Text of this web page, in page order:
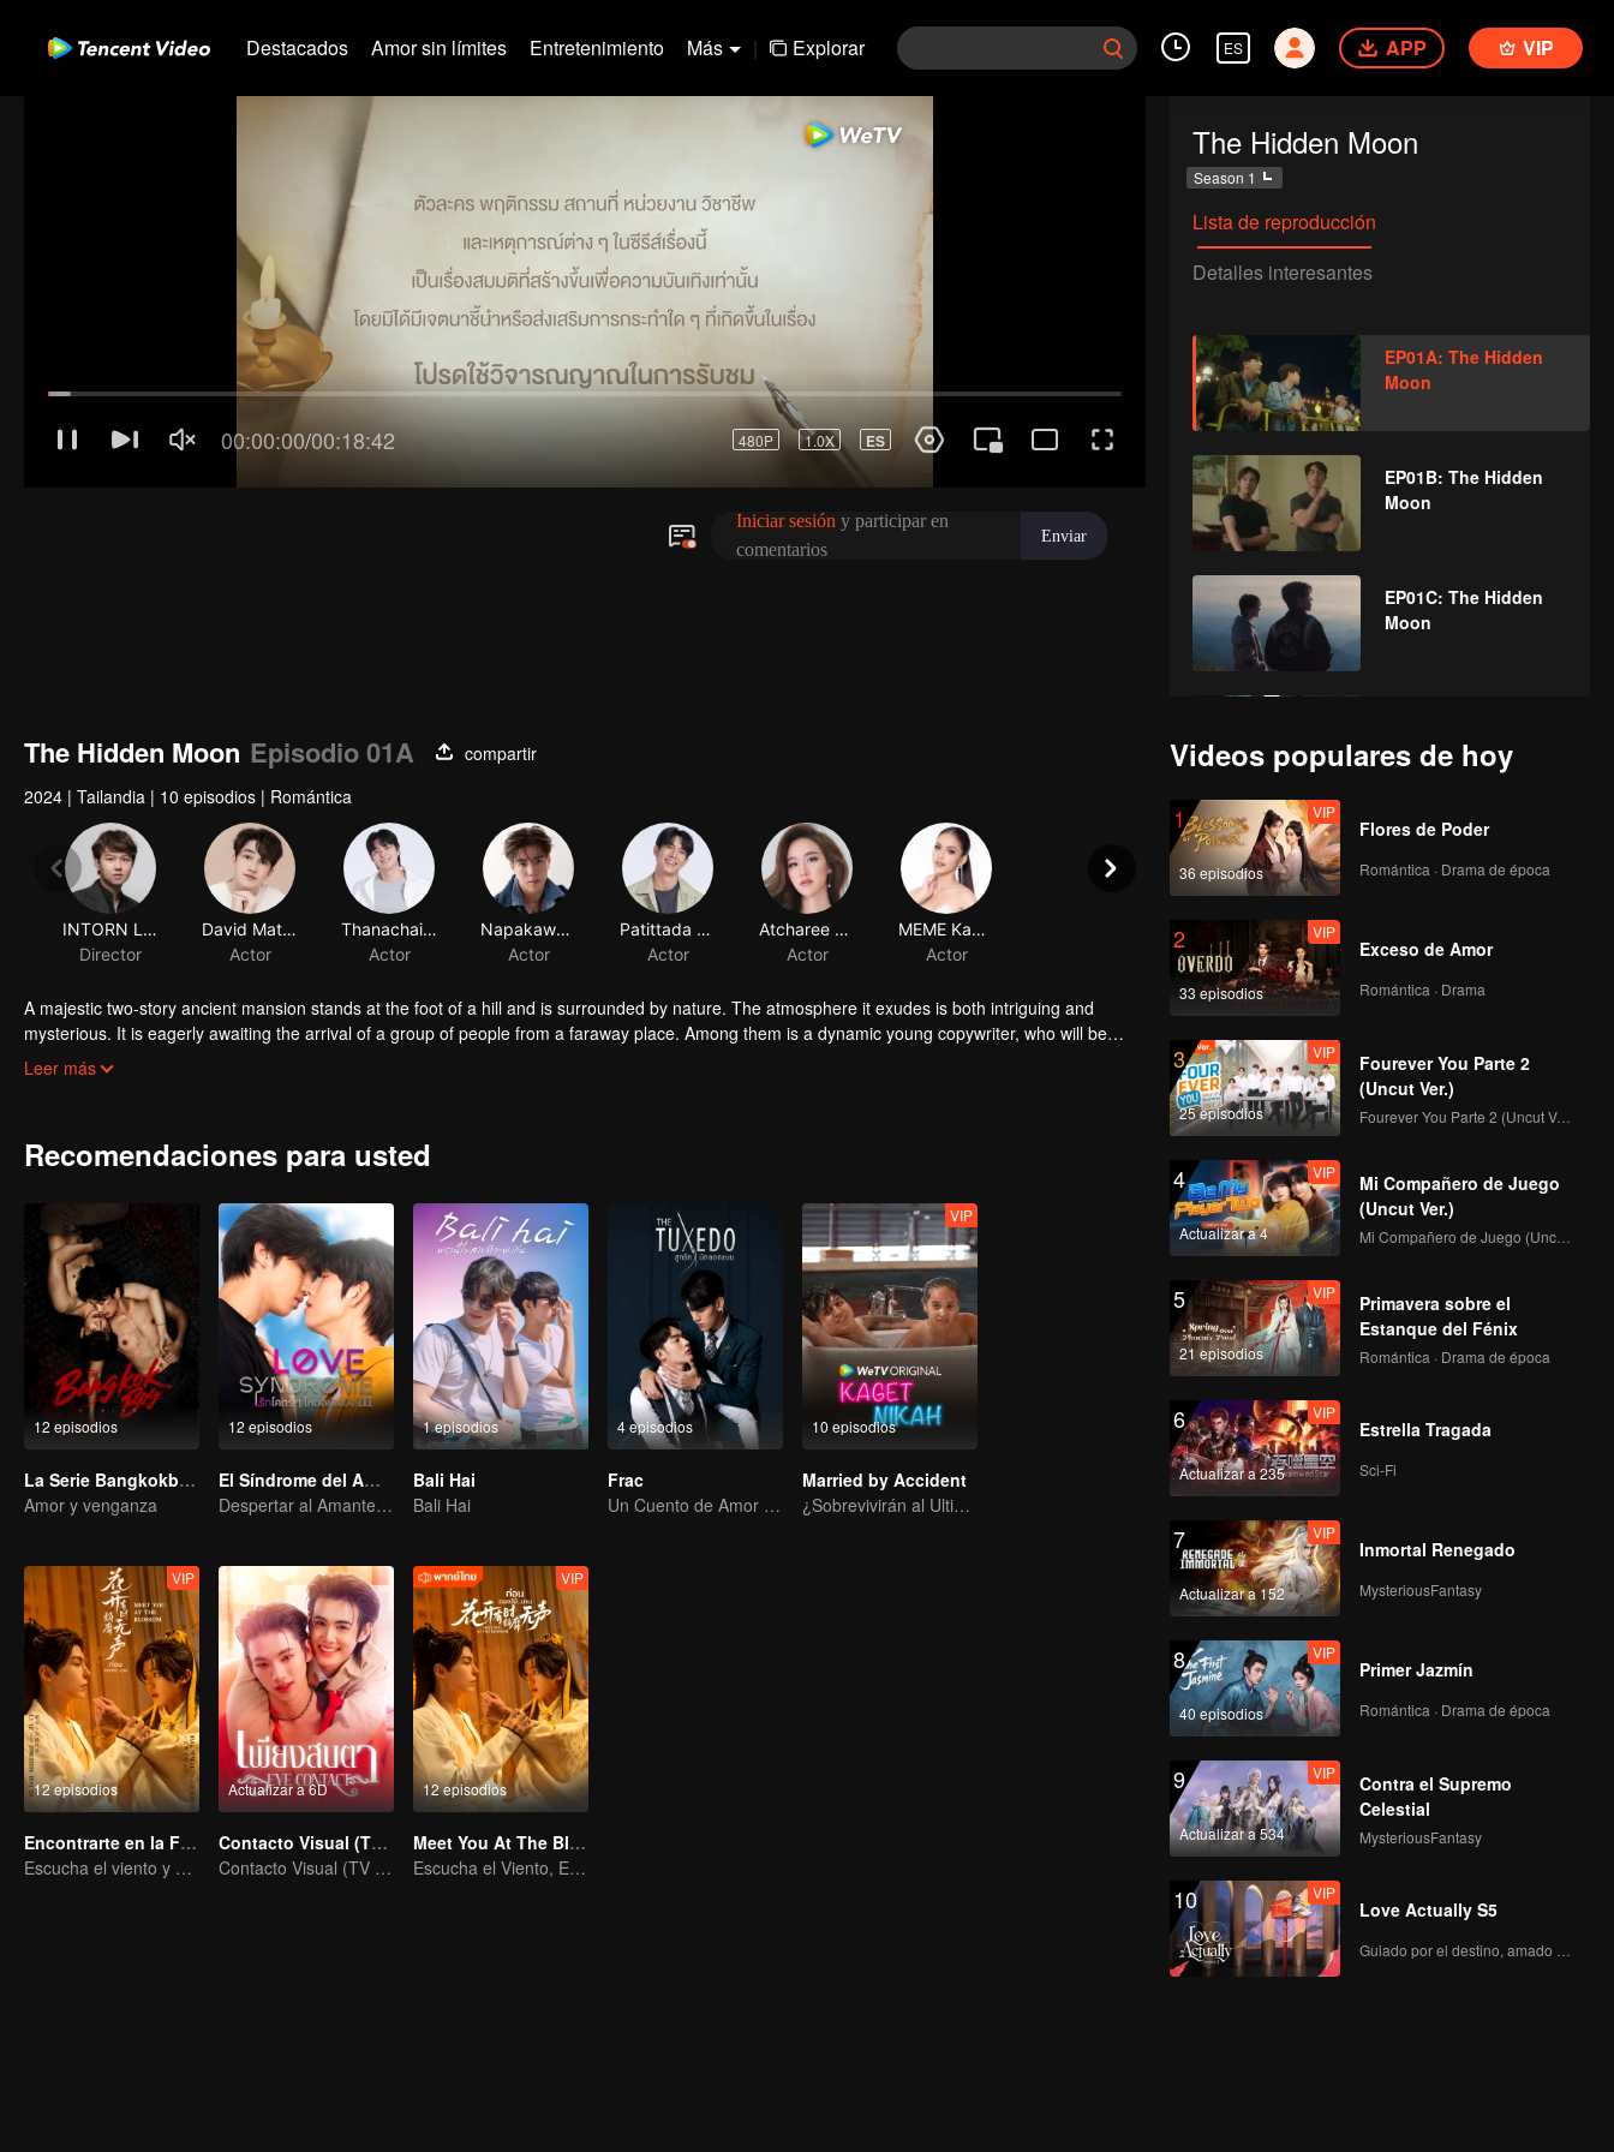
Destacados Amor sin límites Entretenimiento Más | Explorar ES APP VIP
The Hidden Moon
Season 1
Lista de reproducción
Detalles interesantes
EP01A: The Hidden
Moon
EP01B: The Hidden
Moon
EP01C: The Hidden
Moon
Moon
EP02A: The Hidden
Moon
EP02B: The Hidden
Moon
EP02C: The Hidden
Moon
EP02D: The Hidden
Moon
EP03A: The Hidden
Moon
EP03B: The Hidden
Moon
EP03C: The Hidden
Moon
EP03D: The Hidden
Moon
EP04A: The Hidden
Moon
EP04B: The Hidden
Moon
The Hidden Moon Episodio 01A
compartir
2024 | Tailandia | 10 episodios | Romántica
INTORN LOKAEW
Director
A majestic two-story ancient mansion stands at the foot of a hill and is surrounded by nature. The atmosphere it exudes is both intriguing and
mysterious. It is eagerly awaiting the arrival of a group of people from a faraway place. Among them is a dynamic young copywriter, who will be
working on the marketing campaign for this conservation-oriented resort.
Leer más
Recomendaciones para usted
12 episodios
La Serie Bangkokboy (versión TV)
Amor y venganza
12 episodios
El Síndrome del Amor
Despertar al Amante Amnésico
1 episodios
Bali Hai
Bali Hai
4 episodios
Frac
Un Cuento de Amor Romántico
10 episodios
VIP
Married by Accident
¿Sobrevivirán al Ultimátum Matrimonial?
12 episodios
VIP
Encontrarte en la Floración
Escucha el viento y espera a que florezcan las flores.
Actualizar a 6D
Contacto Visual (TV Ver.)
Contacto Visual (TV Ver.)
12 episodios
VIP
Meet You At The Blossom (Thai Ver.)
Escucha el Viento, Espera las Flores
Videos populares de hoy
1
36 episodios
VIP
Flores de Poder
Romántica · Drama de época
2
33 episodios
VIP
Exceso de Amor
Romántica · Drama
3
25 episodios
VIP
Fourever You Parte 2
(Uncut Ver.)
Fourever You Parte 2 (Uncut Ver.)
4
Actualizar a 4
VIP
Mi Compañero de Juego
(Uncut Ver.)
Mi Compañero de Juego (Uncut Ver.)
5
21 episodios
VIP
Primavera sobre el
Estanque del Fénix
Romántica · Drama de época
6
Actualizar a 235
VIP
Estrella Tragada
Sci-Fi
7
Actualizar a 152
VIP
Inmortal Renegado
MysteriousFantasy
8
40 episodios
VIP
Primer Jazmín
Romántica · Drama de época
9
Actualizar a 534
VIP
Contra el Supremo
Celestial
MysteriousFantasy
10 VIP
Love Actually S5